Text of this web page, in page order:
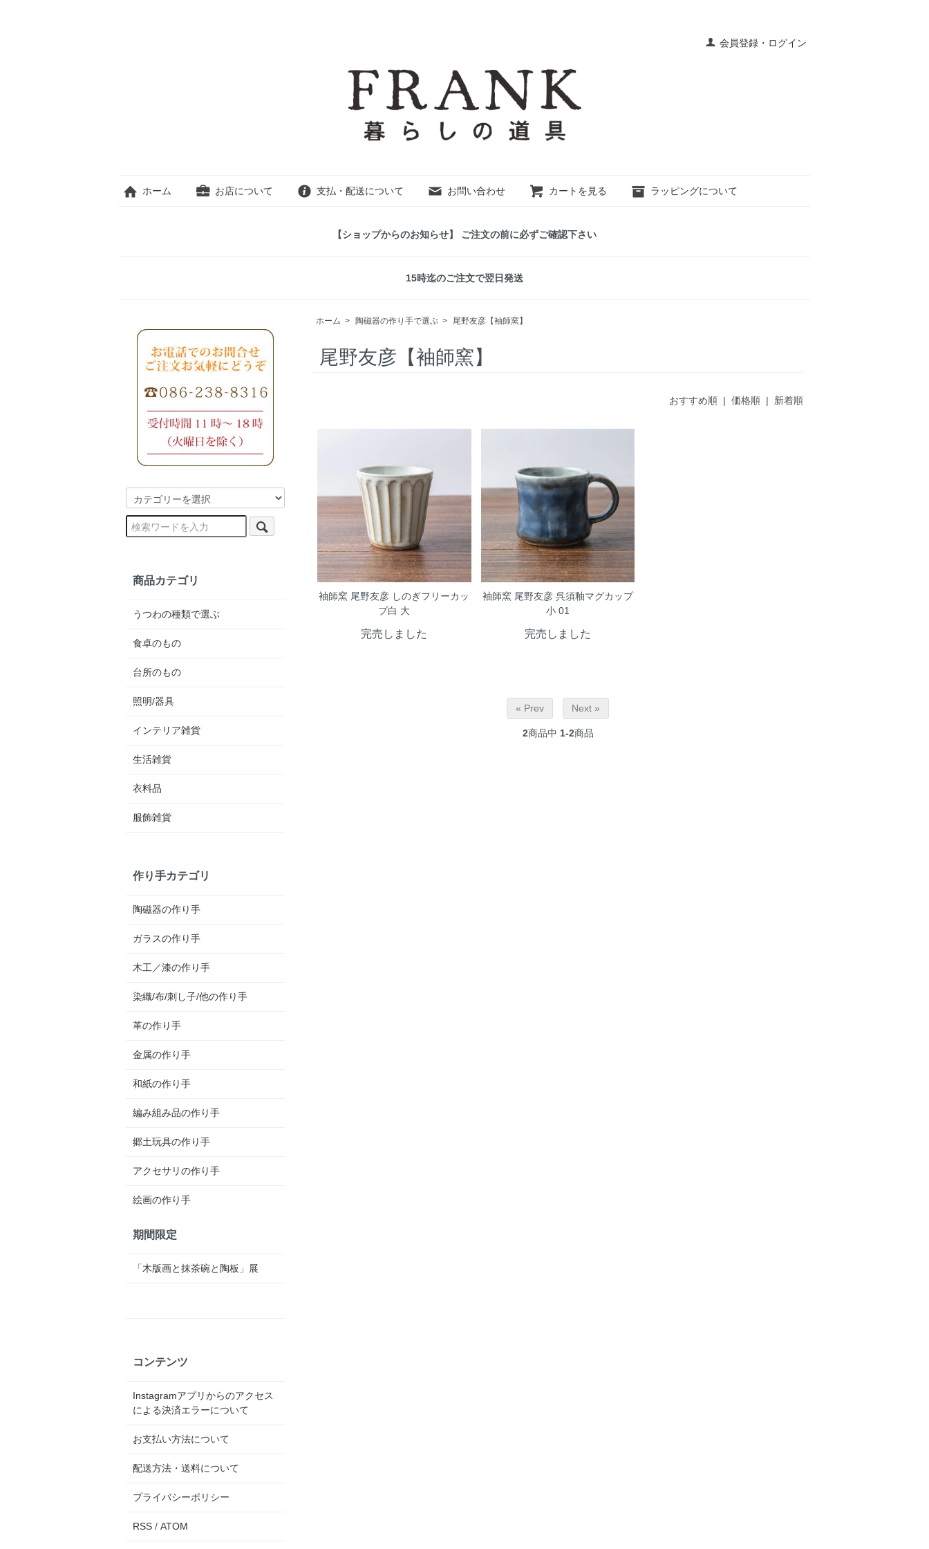
会員登録・ログイン
ホーム お店について 支払・配送について お問い合わせ カートを見る ラッピングについて
【ショップからのお知らせ】 ご注文の前に必ずご確認下さい
15時迄のご注文で翌日発送
ホーム > 陶磁器の作り手で選ぶ > 尾野友彦【袖師窯】
尾野友彦【袖師窯】
おすすめ順 | 価格順 | 新着順
袖師窯 尾野友彦 しのぎフリーカッ
プ白 大
完売しました
袖師窯 尾野友彦 呉須釉マグカップ
小 01
完売しました
« Prev Next »
2商品中 1-2商品
商品カテゴリ
うつわの種類で選ぶ
食卓のもの
台所のもの
照明/器具
インテリア雑貨
生活雑貨
衣料品
服飾雑貨
作り手カテゴリ
陶磁器の作り手
ガラスの作り手
木工／漆の作り手
染織/布/刺し子/他の作り手
革の作り手
金属の作り手
和紙の作り手
編み組み品の作り手
郷土玩具の作り手
アクセサリの作り手
絵画の作り手
期間限定
「木版画と抹茶碗と陶板」展
コンテンツ
Instagramアプリからのアクセス
による決済エラーについて
お支払い方法について
配送方法・送料について
プライバシーポリシー
RSS / ATOM